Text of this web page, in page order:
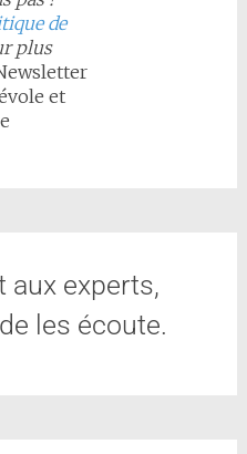
de
plus
et
aux experts,
les écoute.